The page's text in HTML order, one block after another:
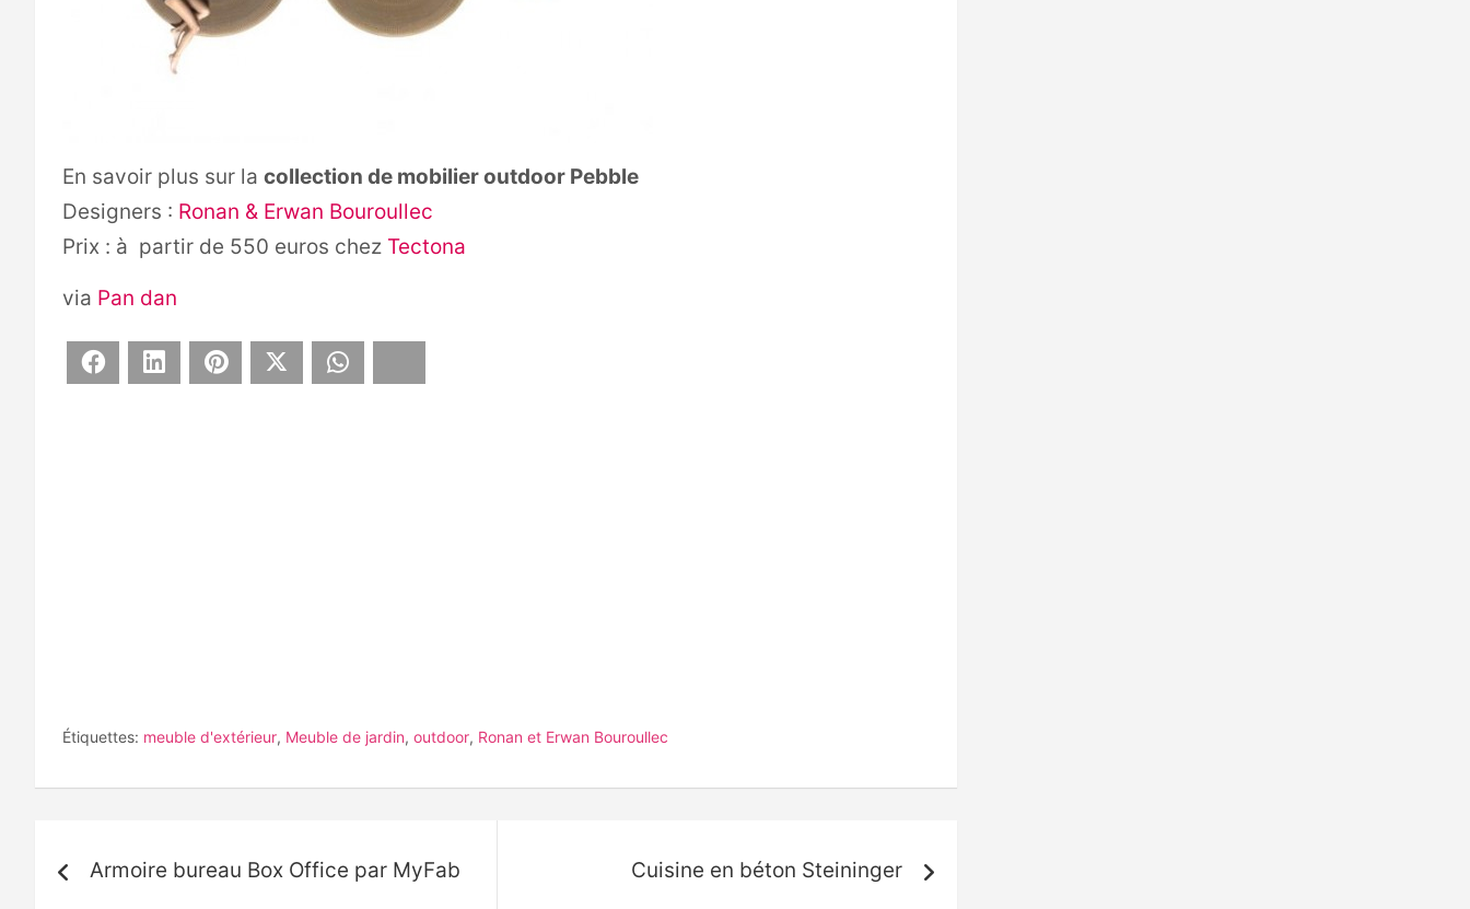
En savoir plus sur la collection de mobilier outdoor Pebble
Designers : Ronan & Erwan Bouroullec
Prix : à partir de 550 euros chez Tectona
via Pan dan
Facebook LinkedIn Pinterest
Étiquettes: meuble d'extérieur, Meuble de jardin, outdoor, Ronan et Erwan Bouroullec
de
Armoire bureau Box Office par MyFab Cuisine en béton Steininger